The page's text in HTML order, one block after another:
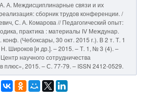
А. Междисциплинарные связи и их
сборник трудов конференции. /
С. А. Комарова // Педагогический опыт:
практика : материалы IV Междунар.
конф. (Чебоксары, 30 окт. 2015 г.). В 2 т. Т. 1
Широков [и др.]. – 2015. – Т. 1, № 3 (4). –
научного сотрудничества
плюс», 2015. – С. 77-79. – ISSN 2412-0529.